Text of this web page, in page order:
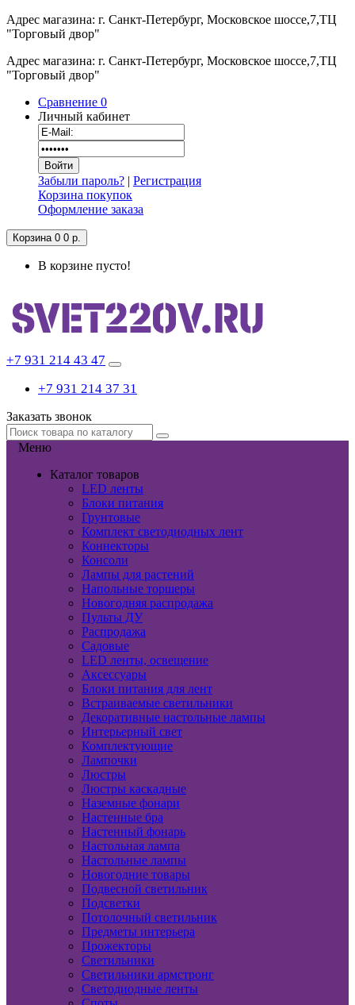
Адрес магазина: г. Санкт-Петербург, Московское шоссе,7,ТЦ
"Торговый двор"
Адрес магазина: г. Санкт-Петербург, Московское шоссе,7,ТЦ
"Торговый двор"
Сравнение 0
Личный кабинет
Забыли пароль? | Регистрация
Корзина покупок
Оформление заказа
Корзина 0 0 р.
В корзине пусто!
+7 931 214 43 47
+7 931 214 37 31
Заказать звонок
Меню
Каталог товаров
LED ленты
Блоки питания
Грунтовые
Комплект светодиодных лент
Коннекторы
Консоли
Лампы для растений
Напольные торшеры
Новогодняя распродажа
Пульты ДУ
Распродажа
Садовые
LED ленты, освещение
Аксессуары
Блоки питания для лент
Встраиваемые светильники
Декоративные настольные лампы
Интерьерный свет
Комплектующие
Лампочки
Люстры
Люстры каскадные
Наземные фонари
Настенные бра
Настенный фонарь
Настольная лампа
Настольные лампы
Новогодние товары
Подвесной светильник
Подсветки
Потолочный светильник
Предметы интерьера
Прожекторы
Светильники
Светильники армстронг
Светодиодные ленты